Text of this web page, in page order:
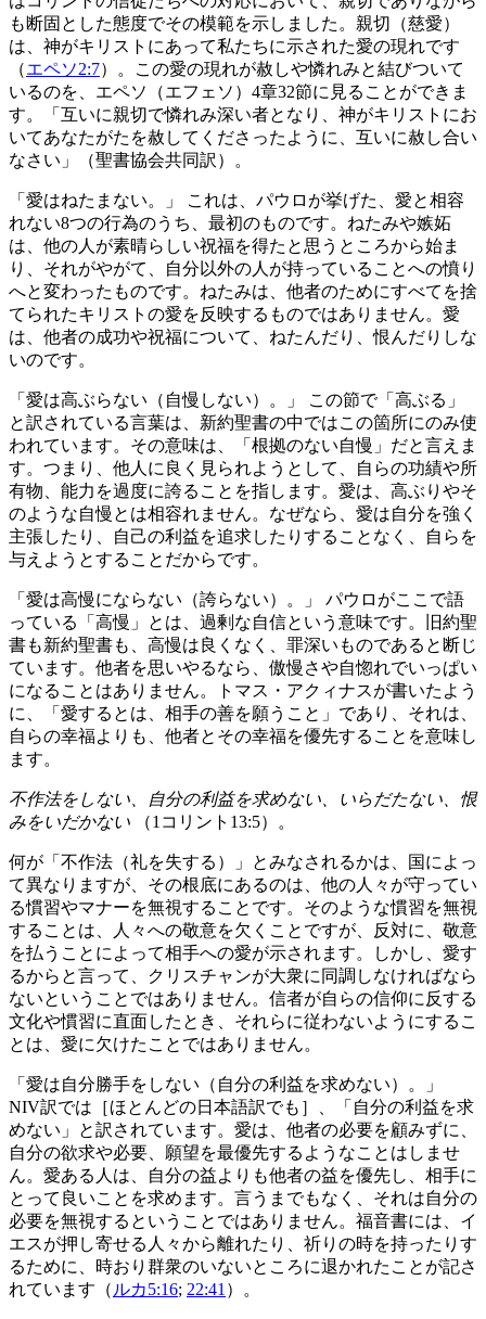
も断固とした態度でその模範を示しました。親切（慈愛）
は、神がキリストにあって私たちに示された愛の現れです
（エペソ2:7）。この愛の現れが赦しや憐れみと結びついて
いるのを、エペソ（エフェソ）4章32節に見ることができま
す。「互いに親切で憐れみ深い者となり、神がキリストにお
いてあなたがたを赦してくださったように、互いに赦し合い
なさい」（聖書協会共同訳）。
「愛はねたまない。」 これは、パウロが挙げた、愛と相容
れない8つの行為のうち、最初のものです。ねたみや嫉妬
は、他の人が素晴らしい祝福を得たと思うところから始ま
り、それがやがて、自分以外の人が持っていることへの憤り
へと変わったものです。ねたみは、他者のためにすべてを捨
てられたキリストの愛を反映するものではありません。愛
は、他者の成功や祝福について、ねたんだり、恨んだりしな
いのです。
「愛は高ぶらない（自慢しない）。」 この節で「高ぶる」
と訳されている言葉は、新約聖書の中ではこの箇所にのみ使
われています。その意味は、「根拠のない自慢」だと言えま
す。つまり、他人に良く見られようとして、自らの功績や所
有物、能力を過度に誇ることを指します。愛は、高ぶりやそ
のような自慢とは相容れません。なぜなら、愛は自分を強く
主張したり、自己の利益を追求したりすることなく、自らを
与えようとすることだからです。
「愛は高慢にならない（誇らない）。」 パウロがここで語
っている「高慢」とは、過剰な自信という意味です。旧約聖
書も新約聖書も、高慢は良くなく、罪深いものであると断じ
ています。他者を思いやるなら、傲慢さや自惚れでいっぱい
になることはありません。トマス・アクィナスが書いたよう
に、「愛するとは、相手の善を願うこと」であり、それは、
自らの幸福よりも、他者とその幸福を優先することを意味し
ます。
不作法をしない、自分の利益を求めない、いらだたない、恨
みをいだかない （1コリント13:5）。
何が「不作法（礼を失する）」とみなされるかは、国によっ
て異なりますが、その根底にあるのは、他の人々が守ってい
る慣習やマナーを無視することです。そのような慣習を無視
することは、人々への敬意を欠くことですが、反対に、敬意
を払うことによって相手への愛が示されます。しかし、愛す
るからと言って、クリスチャンが大衆に同調しなければなら
ないということではありません。信者が自らの信仰に反する
文化や慣習に直面したとき、それらに従わないようにするこ
とは、愛に欠けたことではありません。
「愛は自分勝手をしない（自分の利益を求めない）。」
NIV訳では［ほとんどの日本語訳でも］、「自分の利益を求
めない」と訳されています。愛は、他者の必要を顧みずに、
自分の欲求や必要、願望を最優先するようなことはしませ
ん。愛ある人は、自分の益よりも他者の益を優先し、相手に
とって良いことを求めます。言うまでもなく、それは自分の
必要を無視するということではありません。福音書には、イ
エスが押し寄せる人々から離れたり、祈りの時を持ったりす
るために、時おり群衆のいないところに退かれたことが記さ
れています（ ルカ5:16; 22:41 ）。